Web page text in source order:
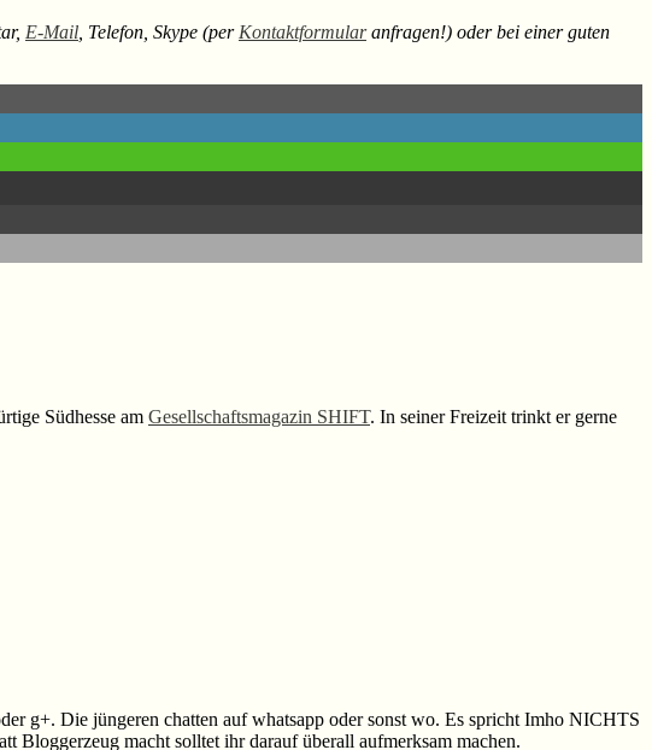
E-Mail, Telefon, Skype (perKontaktformularanfragen!) oder bei einer guten
Südhesse am Gesellschaftsmagazin SHIFT. In seiner Freizeit trinkt er gerne
g+. Die jüngeren chatten auf whatsapp oder sonst wo. Es spricht Imho NICHTS
Bloggerzeug macht solltet ihr darauf überall aufmerksam machen.